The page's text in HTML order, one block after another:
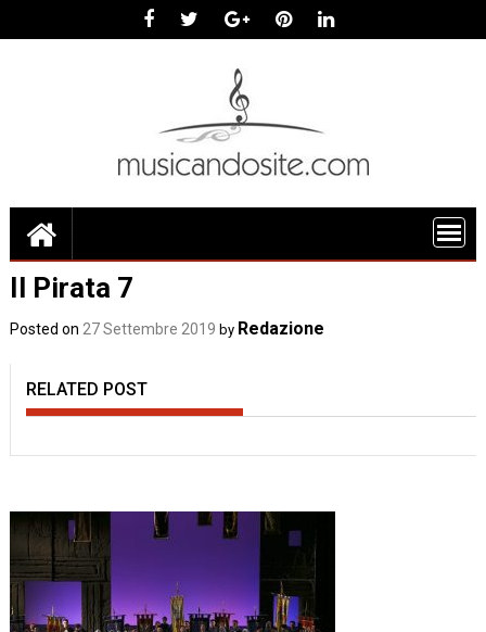
Il Pirata 7
Posted on 27 Settembre 2019 by Redazione
RELATED POST